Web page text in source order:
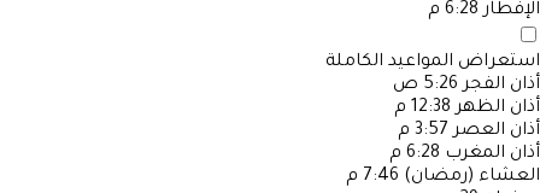
الإفطار 6:28 م
استعراض المواعيد الكاملة
أذان الفجر 5:26 ص
أذان الظهر 12:38 م
أذان العصر 3:57 م
أذان المغرب 6:28 م
العشاء (رمضان) 7:46 م